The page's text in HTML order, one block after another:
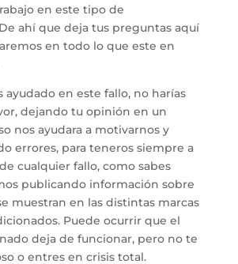
en este tipo de
ahí que deja tus preguntas aquí
en todo lo que este en
ayudado en este fallo, no harías
dejando tu opinión en un
nos ayudara a motivarnos y
errores, para teneros siempre a
cualquier fallo, como sabes
publicando información sobre
muestran en las distintas marcas
Puede ocurrir que el
deja de funcionar, pero no te
o entres en crisis total.